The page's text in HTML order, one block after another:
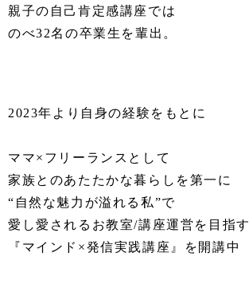
親子の自己肯定感講座では
のべ32名の卒業生を輩出。
2023年より自身の経験をもとに
ママ×フリーランスとして
家族とのあたたかな暮らしを第一に
“自然な魅力が溢れる私”で
愛し愛されるお教室/講座運営を目指す
『マインド×発信実践講座』を開講中